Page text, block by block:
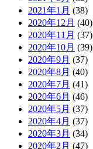
2021年1月 (38)
2020年12月 (40)
2020年11月 (37)
2020年10月 (39)
2020年9月 (37)
2020年8月 (40)
2020年7月 (41)
2020年6月 (46)
2020年5月 (37)
2020年4月 (37)
2020年3月 (34)
2020年2月 (47)